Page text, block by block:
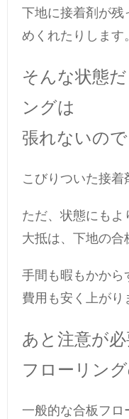
下地に接着剤が残
めくれたりします。
そんな状態
ングは
張れないので
こびりついた接着
ただ、状態にもよ
大抵は、下地の合
手間も暇もかから
費用も安く上がり
あと注意が必
フローリン
一般的な合板フ